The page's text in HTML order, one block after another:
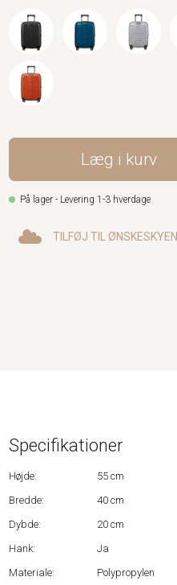
Læg i kurv
På lager - Levering 1-3 hverdage
TILFØJ TIL ØNSKESKYEN
Specifikationer
Højde:
55 cm
Bredde:
40 cm
Dybde:
20 cm
Hank:
Ja
Materiale:
Polypropylen